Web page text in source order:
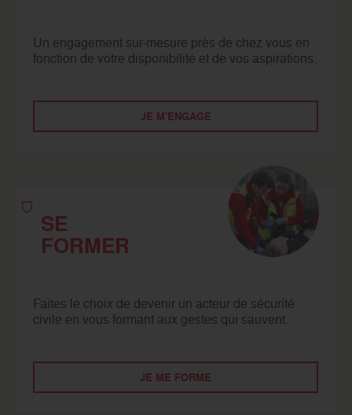
Un engagement sur-mesure près de chez vous en
fonction de votre disponibilité et de vos aspirations.
JE M'ENGAGE
SE
FORMER
Faites le choix de devenir un acteur de sécurité
civile en vous formant aux gestes qui sauvent.
JE ME FORME